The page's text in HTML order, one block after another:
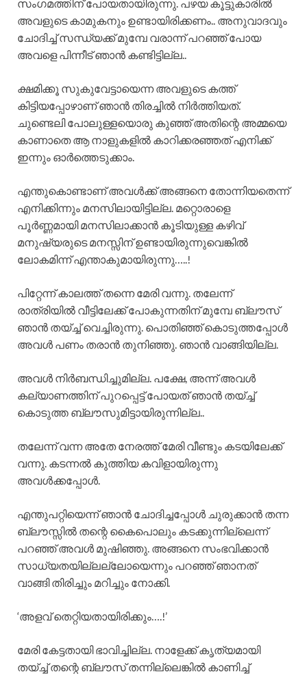
സംഗമത്തിന് പോയതായിരുന്നു. പഴയ കൂട്ടുകാരിൽ
അവളുടെ കാമുകനും ഉണ്ടായിരിക്കണം.. അനുവാദവും
ചോദിച്ച് സന്ധ്യക്ക്‌ മുമ്പേ വരാന്ന് പറഞ്ഞ് പോയ
അവളെ പിന്നീട് ഞാൻ കണ്ടിട്ടില്ല..
ക്ഷമിക്കൂ സുകുവേട്ടായെന്ന അവളുടെ കത്ത്
കിട്ടിയപ്പോഴാണ് ഞാൻ തിരച്ചിൽ നിർത്തിയത്.
ചുണ്ടെലി പോലുള്ളയൊരു കുഞ്ഞ് അതിന്റെ അമ്മയെ
കാണാതെ ആ നാളുകളിൽ കാറിക്കരഞ്ഞത് എനിക്ക്
ഇന്നും ഓർത്തെടുക്കാം.
എന്തുകൊണ്ടാണ് അവൾക്ക് അങ്ങനെ തോന്നിയതെന്ന്
എനിക്കിന്നും മനസിലായിട്ടില്ല. മറ്റൊരാളെ
പൂർണ്ണമായി മനസിലാക്കാൻ കൂടിയുള്ള കഴിവ്
മനുഷ്യരുടെ മനസ്സിന് ഉണ്ടായിരുന്നുവെങ്കിൽ
ലോകമിന്ന് എന്താകുമായിരുന്നു…..!
പിറ്റേന്ന് കാലത്ത് തന്നെ മേരി വന്നു. തലേന്ന്
രാത്രിയിൽ വീട്ടിലേക്ക് പോകുന്നതിന് മുമ്പേ ബ്ലൗസ്
ഞാൻ തയ്ച്ച് വെച്ചിരുന്നു. പൊതിഞ്ഞ് കൊടുത്തപ്പോൾ
അവൾ പണം തരാൻ തുനിഞ്ഞു. ഞാൻ വാങ്ങിയില്ല.
അവൾ നിർബന്ധിച്ചുമില്ല. പക്ഷേ, അന്ന് അവൾ
കല്യാണത്തിന് പുറപ്പെട്ട് പോയത് ഞാൻ തയ്ച്ച്
കൊടുത്ത ബ്ലൗസുമിട്ടായിരുന്നില്ല..
തലേന്ന് വന്ന അതേ നേരത്ത് മേരി വീണ്ടും കടയിലേക്ക്
വന്നു. കടന്നൽ കുത്തിയ കവിളായിരുന്നു
അവൾക്കപ്പോൾ.
എന്തുപറ്റിയെന്ന് ഞാൻ ചോദിച്ചപ്പോൾ ചുരുക്കാൻ തന്ന
ബ്ലൗസ്സിൽ തന്റെ കൈപൊലും കടക്കുന്നില്ലെന്ന്
പറഞ്ഞ് അവൾ മുഷിഞ്ഞു. അങ്ങനെ സംഭവിക്കാൻ
സാധ്യതയില്ലല്ലോയെന്നും പറഞ്ഞ് ഞാനത്
വാങ്ങി തിരിച്ചും മറിച്ചും നോക്കി.
‘അളവ് തെറ്റിയതായിരിക്കും….!’
മേരി കേട്ടതായി ഭാവിച്ചില്ല. നാളേക്ക് കൃത്യമായി
തയ്ച്ച് തന്റെ ബ്ലൗസ് തന്നില്ലെങ്കിൽ കാണിച്ച്